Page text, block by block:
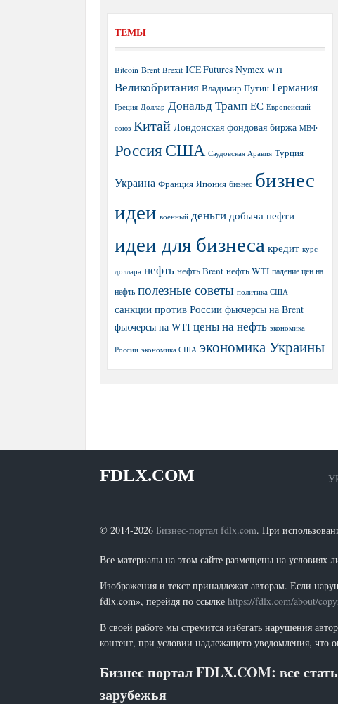
ТЕМЫ
Bitcoin Brent Brexit ICE Futures Nymex WTI
Великобритания Владимир Путин Германия
Греция Доллар Дональд Трамп ЕС Европейский
союз Китай Лондонская фондовая биржа МВФ
РоссияСША Саудовская Аравия Турция
Украина Франция Япония бизнес бизнес
идеи военный деньги добыча нефти
идеи для бизнеса кредит курс
доллара нефть нефть Brent нефть WTI падение цен на
нефть полезные советы политика США
санкции против России фьючерсы на Brent
фьючерсы на WTI цены на нефть экономика
России экономика США экономика Украины
FDLX.COM
© 2014-2026 Бизнес-портал fdlx.com. При
Все материалы на этом сайте размещены на
Изображения и текст принадлежат авторам. Если
fdlx.com», перейдя по ссылке https://fdlx.com/about/
В своей работе мы стремится избегать нарушения
контент, при условии надлежащего уведомления, что
Бизнес портал FDLX.COM: все
зарубежья